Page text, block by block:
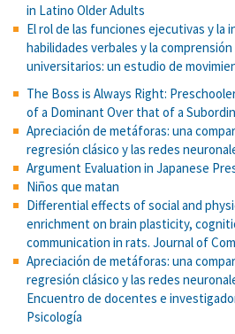
in Latino Older Adults
El rol de las funciones ejecutivas y la
habilidades verbales y la
universitarios: un estudio de
The Boss is Always Right:
of a Dominant Over that of a
Apreciación de metáforas: una
regresión clásico y las redes
Argument Evaluation in Japanese
Niños que matan
Differential effects of social and
enrichment on brain plasticity,
communication in rats. Journal of
Apreciación de metáforas: una
regresión clásico y las redes
Encuentro de docentes e
Psicología